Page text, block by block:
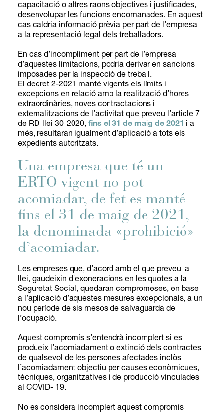
capacitació o altres raons objectives i justificades,
desenvolupar les funcions encomanades. En aquest
cas caldria informació prèvia per part de l’empresa
a la representació legal dels treballadors.
En cas d’incompliment per part de l’empresa
d’aquestes limitacions, podria derivar en sancions
imposades per la inspecció de treball.
El decret 2-2021 manté vigents els límits i
excepcions en relació amb la realització d’hores
extraordinàries, noves contractacions i
externalitzacions de l’activitat que preveu l’article 7
de RD-llei 30-2020,fins el 31 de maig de 2021
i a
més, resultaran igualment d’aplicació a tots els
expedients autoritzats.
Una empresa que té un
ERTO vigent no pot
acomiadar, de fet es manté
fins el 31 de maig de 2021,
la denominada «prohibició»
d’acomiadar.
Les empreses que, d’acord amb el que preveu la
llei, gaudeixin d’exoneracions en les quotes a la
Seguretat Social, quedaran compromeses, en base
a l’aplicació d’aquestes mesures excepcionals, a un
nou període de sis mesos de salvaguarda de
l’ocupació.
Aquest compromís s’entendrà incomplert si es
produeix l’acomiadament o extinció dels contractes
de qualsevol de les persones afectades inclòs
l’acomiadament objectiu per causes econòmiques,
tècniques, organitzatives i de producció vinculades
al COVID- 19.
No es considera incomplert aquest compromís